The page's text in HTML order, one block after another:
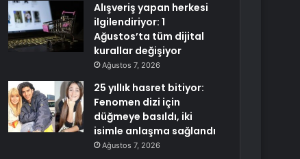
Alışveriş yapan herkesi
ilgilendiriyor: 1
Ağustos’ta tüm dijital
kurallar değişiyor
Ağustos 7, 2026
25 yıllık hasret bitiyor:
Fenomen dizi için
düğmeye basıldı, iki
isimle anlaşma sağlandı
Ağustos 7, 2026